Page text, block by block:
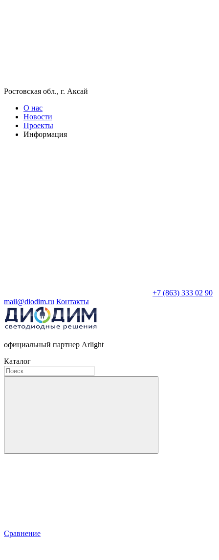
Ростовская обл., г. Аксай
О нас
Новости
Проекты
Информация
+7 (863) 333 02 90
mail@diodim.ru Контакты
официальный партнер Arlight
Каталог
Сравнение